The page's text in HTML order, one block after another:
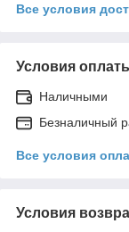
Все условия
Условия
Наличными
Безналичный
Все условия
Условия